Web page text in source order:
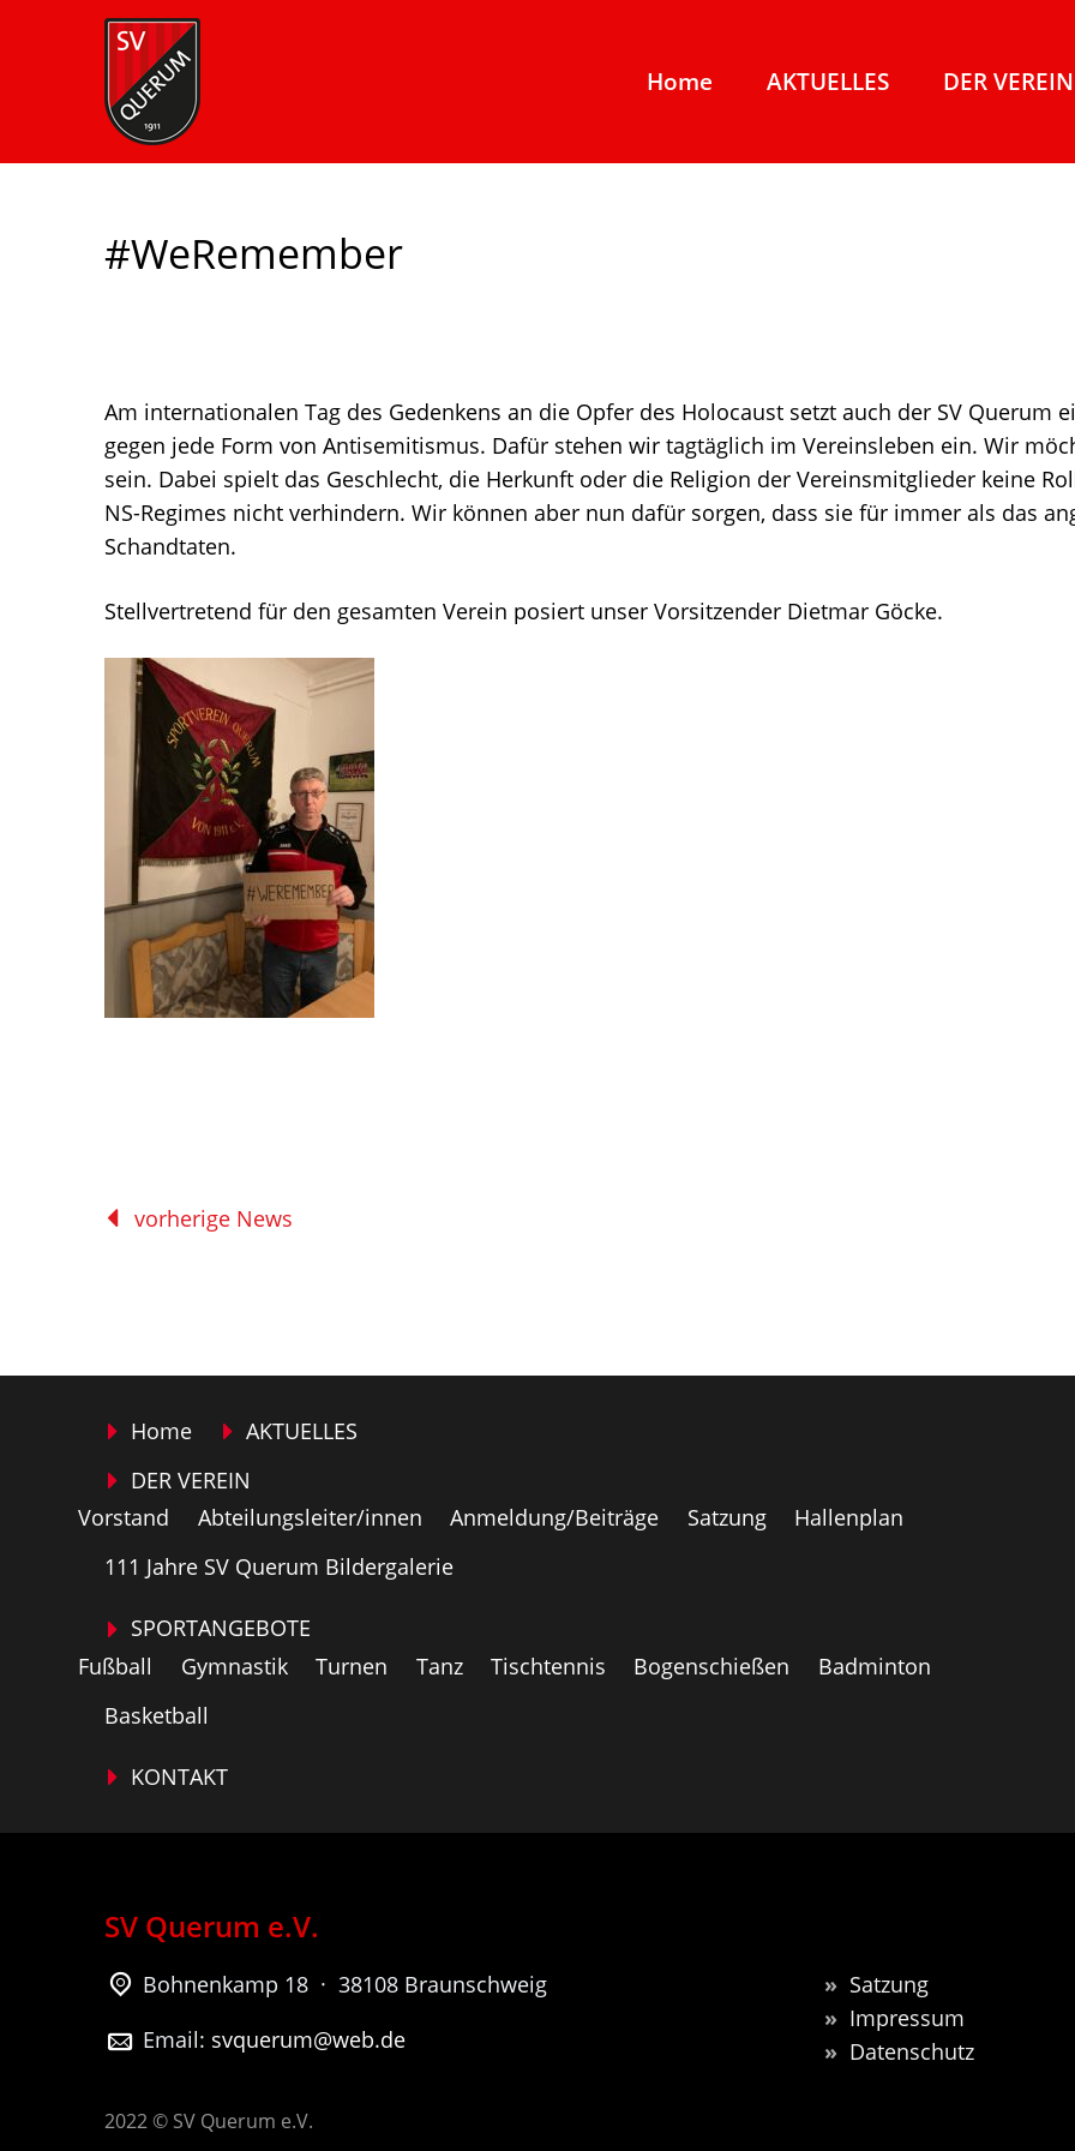
Home AKTUELLES DER VEREIN
#WeRemember
Am internationalen Tag des Gedenkens an die Opfer des Holocaust setzt auch der SV Querum
gegen jede Form von Antisemitismus. Dafür stehen wir tagtäglich im Vereinsleben ein. Wir
sein. Dabei spielt das Geschlecht, die Herkunft oder die Religion der Vereinsmitglieder keine
NS-Regimes nicht verhindern. Wir können aber nun dafür sorgen, dass sie für immer als das
Schandtaten.
Stellvertretend für den gesamten Verein posiert unser Vorsitzender Dietmar Göcke.
vorherige News
Home
AKTUELLES
DER VEREIN
Vorstand
Abteilungsleiter/innen Anmeldung/Beiträge Satzung
Hallenplan
111 Jahre SV Querum Bildergalerie
SPORTANGEBOTE
Fußball
Gymnastik Turnen Tanz Tischtennis Bogenschießen
Badminton
Basketball
KONTAKT
SV Querum e.V.
Bohnenkamp 18 · 38108 Braunschweig
Email: svquerum@web.de
» Satzung
» Impressum
» Datenschutz
2022 © SV Querum e.V.